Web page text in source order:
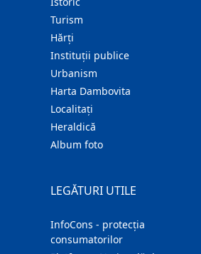
Turism
Hărţi
Instituţii publice
Urbanism
Harta Dambovita
Localitaţi
Heraldică
Album foto
LEGĂTURI UTILE
InfoCons - protecția
consumatorilor